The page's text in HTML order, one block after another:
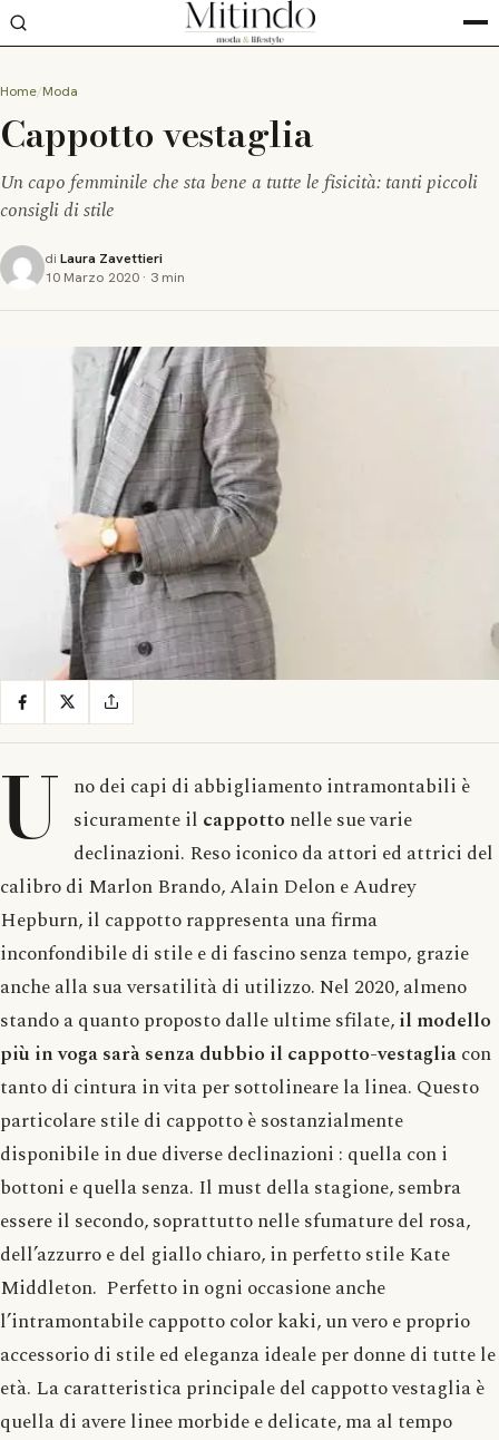
Home Moda
Cappotto vestaglia
Un capo femminile che sta bene a tutte le fisicità: tanti piccoli
consigli di stile
di Laura Zavettieri
10 Marzo 2020 · 3 min
U no dei capi di abbigliamento intramontabili è
sicuramente il cappotto nelle sue varie
declinazioni. Reso iconico da attori ed attrici del
calibro di Marlon Brando, Alain Delon e Audrey
Hepburn, il cappotto rappresenta una firma
inconfondibile di stile e di fascino senza tempo, grazie
anche alla sua versatilità di utilizzo. Nel 2020, almeno
stando a quanto proposto dalle ultime sfilate,il modello
più in voga sarà senza dubbio il cappotto-vestagliacon
tanto di cintura in vita per sottolineare la linea. Questo
particolare stile di cappotto è sostanzialmente
disponibile in due diverse declinazioni : quella con i
bottoni e quella senza. Il must della stagione, sembra
essere il secondo, soprattutto nelle sfumature del rosa,
dell’azzurro e del giallo chiaro, in perfetto stile Kate
Middleton. Perfetto in ogni occasione anche
l’intramontabile cappotto color kaki, un vero e proprio
accessorio di stile ed eleganza ideale per donne di tutte le
età. La caratteristica principale del cappotto vestaglia è
quella di avere linee morbide e delicate, ma al tempo